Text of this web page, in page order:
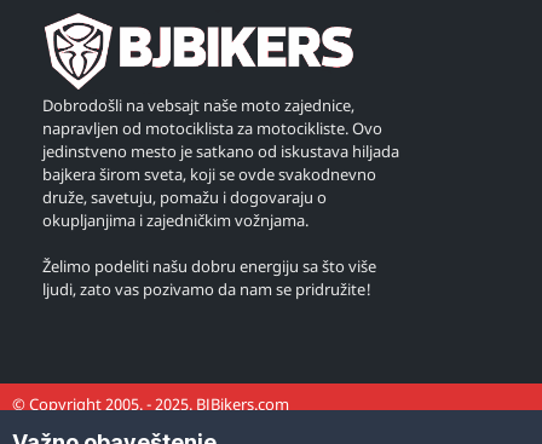
Dobrodošli na vebsajt naše moto zajednice,
napravljen od motociklista za motocikliste. Ovo
jedinstveno mesto je satkano od iskustava hiljada
bajkera širom sveta, koji se ovde svakodnevno
druže, savetuju, pomažu i dogovaraju o
okupljanjima i zajedničkim vožnjama.
Želimo podeliti našu dobru energiju sa što više
ljudi, zato vas pozivamo da nam se pridružite!
© Copyright 2005. - 2025. BJBikers.com